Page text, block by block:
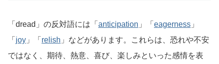
「dread」の反対語には「 anticipation 」「 eagerness 」
「 joy 」「 relish 」などがあります。これらは、恐れや不安
ではなく、期待、熱意、喜び、楽しみといった感情を表